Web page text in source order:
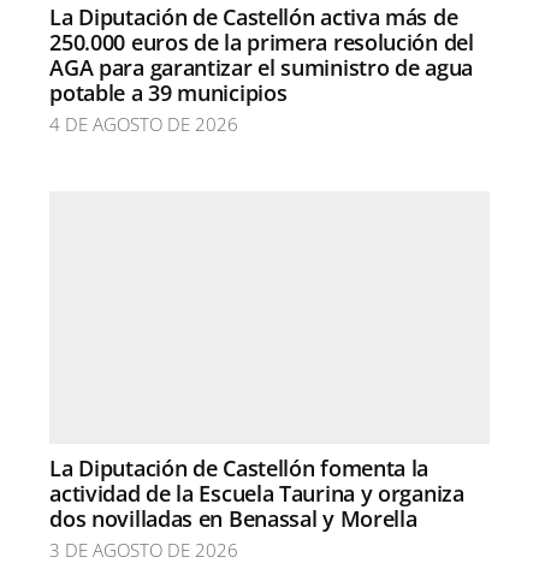
La Diputación de Castellón activa más de
250.000 euros de la primera resolución del
AGA para garantizar el suministro de agua
potable a 39 municipios
4 DE AGOSTO DE 2026
La Diputación de Castellón fomenta la
actividad de la Escuela Taurina y organiza
dos novilladas en Benassal y Morella
3 DE AGOSTO DE 2026